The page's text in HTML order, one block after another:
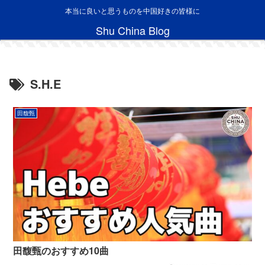
本当に良いと思うものを中国好きの皆様に
Shu China Blog
S.H.E
田馥甄
田馥甄のおすすめ10曲